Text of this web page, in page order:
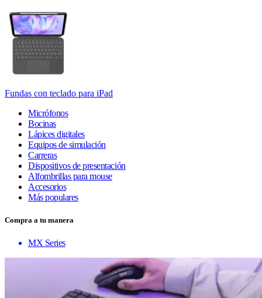
Fundas con teclado para iPad
Micrófonos
Bocinas
Lápices digitales
Equipos de simulación
Carreras
Dispositivos de presentación
Alfombrillas para mouse
Accesorios
Más populares
Compra a tu manera
MX Series